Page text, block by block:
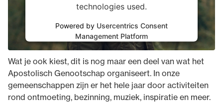
technologies used.
Powered by Usercentrics Consent
Management Platform
Er is nog meer
Wat je ook kiest, dit is nog maar een deel van wat het
Apostolisch Genootschap organiseert. In onze
gemeenschappen zijn er het hele jaar door activiteiten
rond ontmoeting, bezinning, muziek, inspiratie en meer.